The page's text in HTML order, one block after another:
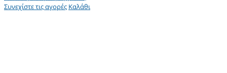
Συνεχίστε τις αγορές Καλάθι